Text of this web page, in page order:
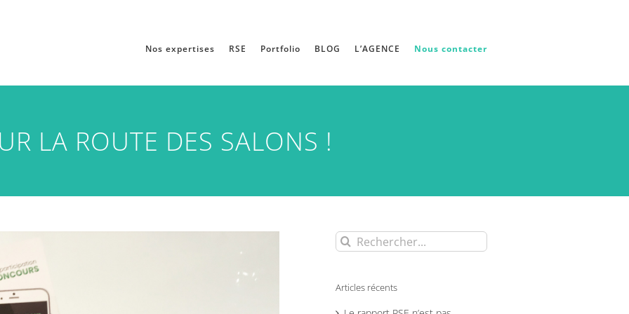
Nos expertises RSE Portfolio BLOG L’AGENCE Nous contacter
LA ROUTE DES SALONS !
Rechercher:
Articles récents